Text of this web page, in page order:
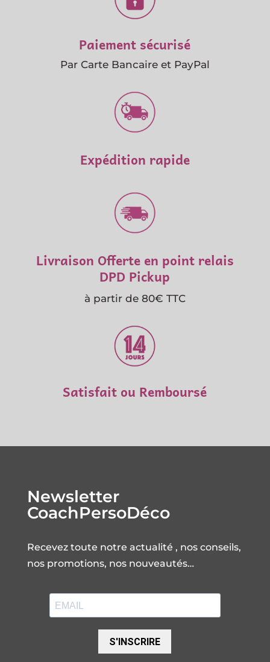
Paiement sécurisé
Par Carte Bancaire et PayPal
Expédition rapide
Livraison Offerte en point relais
DPD Pickup
à partir de 80€ TTC
Satisfait ou Remboursé
Newsletter
CoachPersoDéco
Recevez toute notre actualité , nos conseils,
nos promotions, nos nouveautés…
S'INSCRIRE